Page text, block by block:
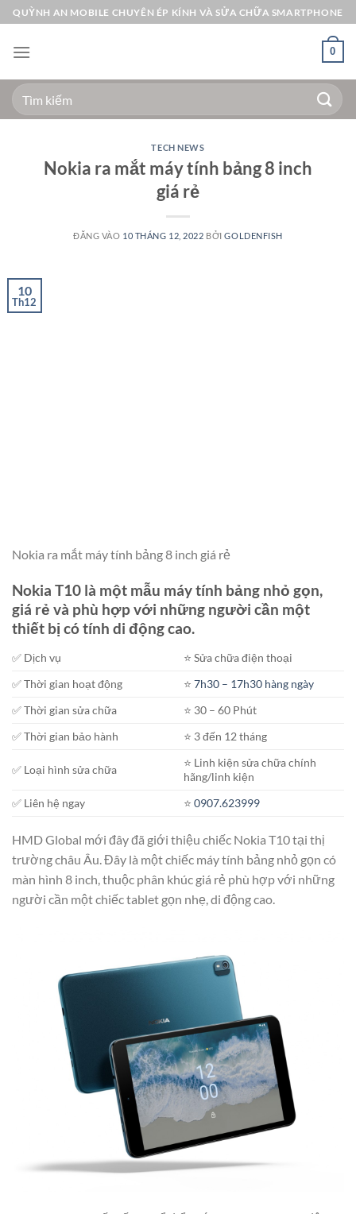
Bỏ
qua
nội
QUỲNH AN MOBILE CHUYÊN ÉP KÍNH VÀ SỬA CHỮA SMARTPHONE
0
Tìm
kiếm:
TECH NEWS
Nokia ra mắt máy tính bảng 8 inch
giá rẻ
ĐĂNG VÀO 10 THÁNG 12, 2022 BỞIGOLDENFISH
10
Th12
Nokia ra mắt máy tính bảng 8 inch giá rẻ
Nokia T10 là một mẫu máy tính bảng nhỏ gọn,
giá rẻ và phù hợp với những người cần một
thiết bị có tính di động cao.
✅ Dịch vụ
⭐️ Sửa chữa điện thoại
✅ Thời gian hoạt động
⭐️7h30 – 17h30 hàng ngày
✅ Thời gian sửa chữa
⭐️ 30 – 60 Phút
✅ Thời gian bảo hành
⭐️ 3 đến 12 tháng
✅ Loại hình sửa chữa
⭐️ Linh kiện sửa chữa chính
hãng/linh kiện
✅ Liên hệ ngay
⭐️0907.623999
HMD Global mới đây đã giới thiệu chiếc Nokia T10 tại thị
trường châu Âu. Đây là một chiếc máy tính bảng nhỏ gọn có
màn hình 8 inch, thuộc phân khúc giá rẻ phù hợp với những
người cần một chiếc tablet gọn nhẹ, di động cao.